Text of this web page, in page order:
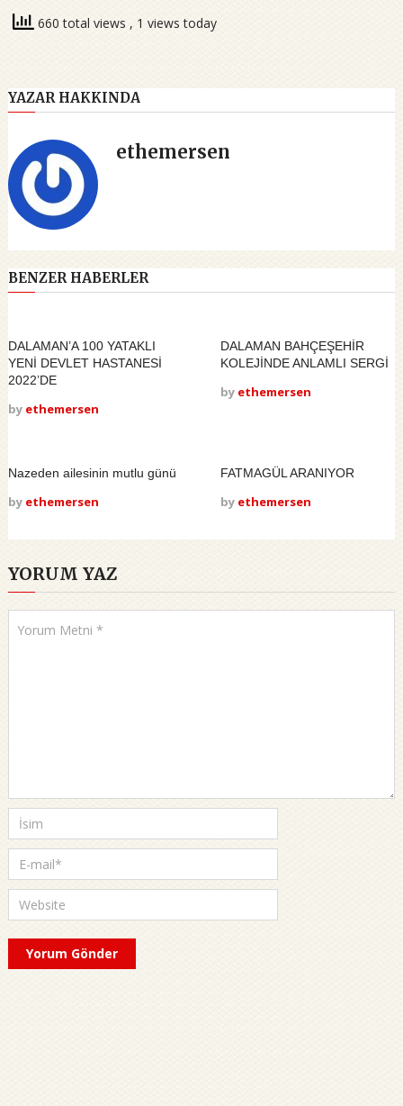
660 total views , 1 views today
YAZAR HAKKINDA
ethemersen
BENZER HABERLER
DALAMAN’A 100 YATAKLI
YENİ DEVLET HASTANESİ
2022’DE
by ethemersen
DALAMAN BAHÇEŞEHİR
KOLEJİNDE ANLAMLI SERGİ
by ethemersen
Nazeden ailesinin mutlu günü
by ethemersen
FATMAGÜL ARANIYOR
by ethemersen
YORUM YAZ